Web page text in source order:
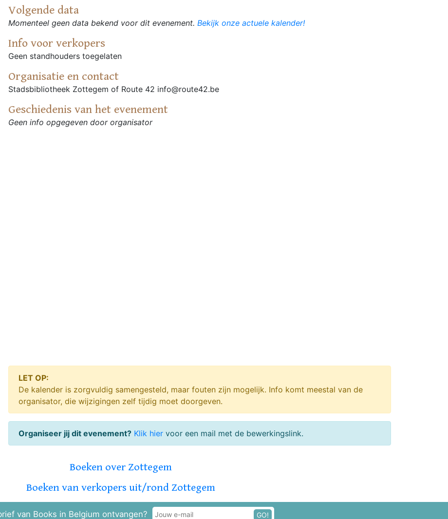
Volgende data
Momenteel geen data bekend voor dit evenement. Bekijk onze actuele kalender!
Info voor verkopers
Geen standhouders toegelaten
Organisatie en contact
Stadsbibliotheek Zottegem of Route 42 info@route42.be
Geschiedenis van het evenement
Geen info opgegeven door organisator
LET OP:
De kalender is zorgvuldig samengesteld, maar fouten zijn mogelijk. Info komt meestal van de
organisator, die wijzigingen zelf tijdig moet doorgeven.
Organiseer jij dit evenement? Klik hier voor een mail met de bewerkingslink.
Boeken over Zottegem
Boeken van verkopers uit/rond Zottegem
van Books in Belgium ontvangen? GO!